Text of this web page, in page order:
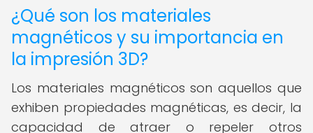
¿Qué son los materiales
magnéticos y su importancia en
la impresión 3D?
Los materiales magnéticos son aquellos que
exhiben propiedades magnéticas, es decir, la
capacidad de atraer o repeler otros